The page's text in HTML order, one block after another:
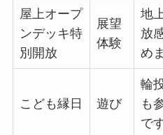
屋上オープ
ンデッキ特
別開放
展望
体験
地
放
め
こども縁日 遊び
輪
も
で